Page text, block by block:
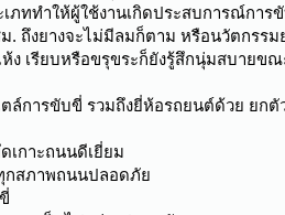
ภททำให้ผู้ใช้งานเกิดประสบการณ์กา
. ถึงยางจะไม่มีลมก็ตาม หรือนวัตกรร
ง เรียบหรือขรุขระก็ยังรู้สึกนุ่มสบายข
ล์การขับขี่ รวมถึงยี่ห้อรถยนต์ด้วย ยกตั
เกาะถนนดีเยี่ยม
กสภาพถนนปลอดภัย